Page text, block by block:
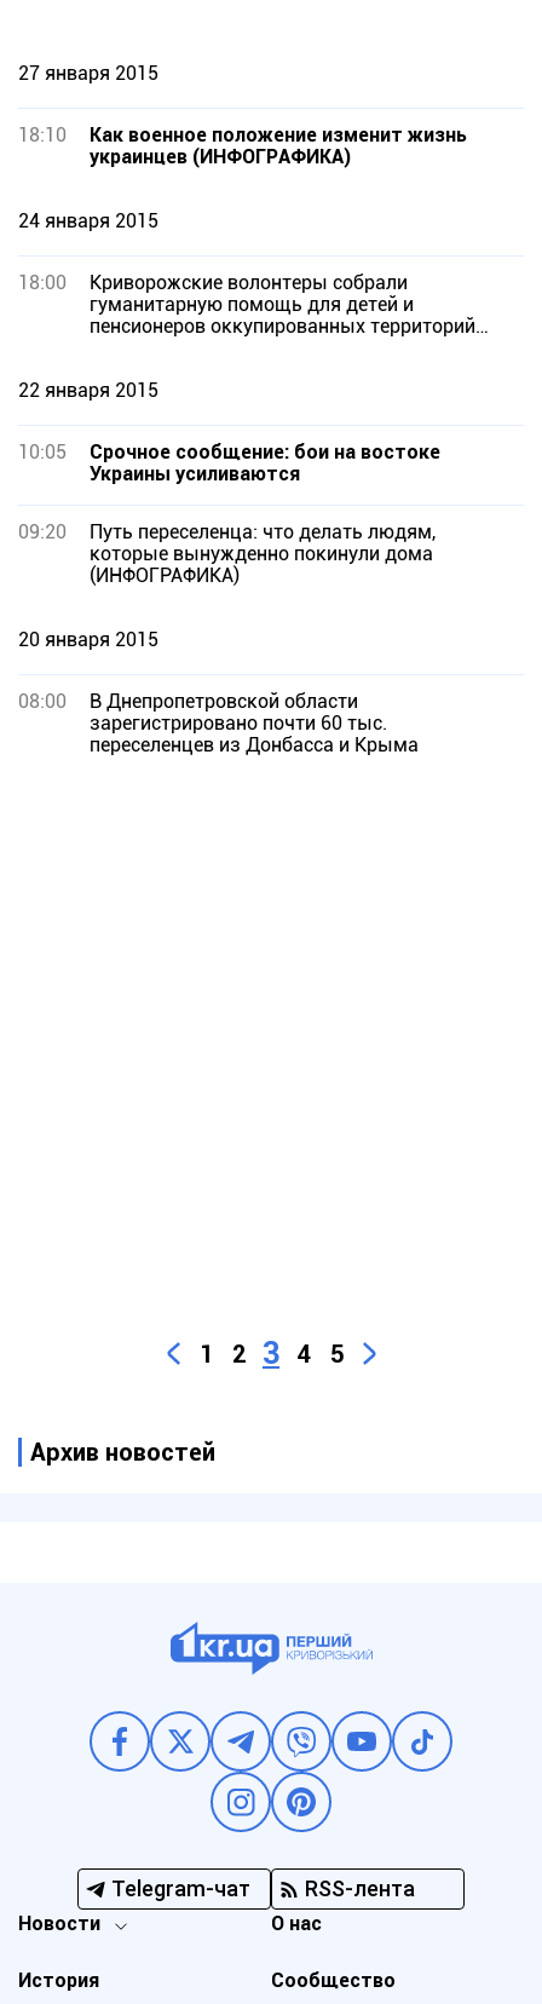
27 января 2015
18:10
Как военное положение изменит жизнь
украинцев (ИНФОГРАФИКА)
24 января 2015
18:00
Криворожские волонтеры собрали
гуманитарную помощь для детей и
пенсионеров оккупированных территорий
22 января 2015
10:05
Срочное сообщение: бои на востоке
Украины усиливаются
09:20
Путь переселенца: что делать людям,
которые вынужденно покинули дома
(ИНФОГРАФИКА)
20 января 2015
08:00
В Днепропетровской области
зарегистрировано почти 60 тыс.
переселенцев из Донбасса и Крыма
1 2 3 4 5
Архив новостей
Telegram-чат RSS-лента
Новости
История
О нас
Сообщество